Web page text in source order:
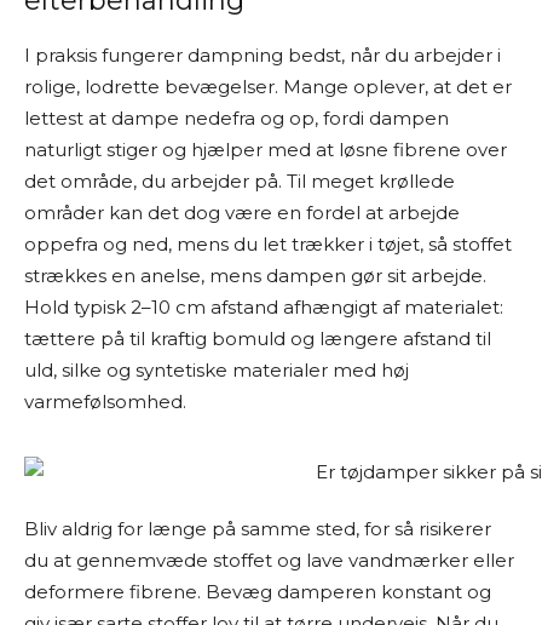
I praksis fungerer dampning bedst, når du arbejder i
rolige, lodrette bevægelser. Mange oplever, at det er
lettest at dampe nedefra og op, fordi dampen
naturligt stiger og hjælper med at løsne fibrene over
det område, du arbejder på. Til meget krøllede
områder kan det dog være en fordel at arbejde
oppefra og ned, mens du let trækker i tøjet, så stoffet
strækkes en anelse, mens dampen gør sit arbejde.
Hold typisk 2–10 cm afstand afhængigt af materialet:
tættere på til kraftig bomuld og længere afstand til
uld, silke og syntetiske materialer med høj
varmefølsomhed.
Bliv aldrig for længe på samme sted, for så risikerer
du at gennemvæde stoffet og lave vandmærker eller
deformere fibrene. Bevæg damperen konstant og